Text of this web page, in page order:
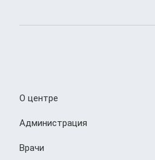
О центре
Администрация
Врачи